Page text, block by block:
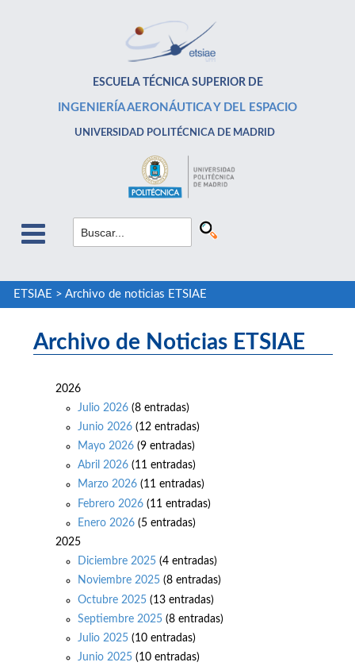
ESCUELA TÉCNICA SUPERIOR DE
INGENIERÍA AERONÁUTICA Y DEL ESPACIO
UNIVERSIDAD POLITÉCNICA DE MADRID
ETSIAE > Archivo de noticias ETSIAE
Archivo de Noticias ETSIAE
2026
Julio 2026 (8 entradas)
Junio 2026 (12 entradas)
Mayo 2026 (9 entradas)
Abril 2026 (11 entradas)
Marzo 2026 (11 entradas)
Febrero 2026 (11 entradas)
Enero 2026 (5 entradas)
2025
Diciembre 2025 (4 entradas)
Noviembre 2025 (8 entradas)
Octubre 2025 (13 entradas)
Septiembre 2025 (8 entradas)
Julio 2025 (10 entradas)
Junio 2025 (10 entradas)